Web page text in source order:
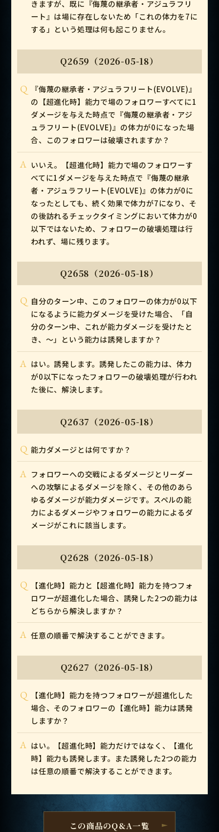
きますが、既に『侮蔑の継承者・アジュラフリ
ート』は場に存在しないため「これの体力を7に
する」という処理は何も起こりません。
Q2659（2026-05-18）
Q
『侮蔑の継承者・アジュラフリート(EVOLVE)』
の【超進化時】能力で場のフォロワーすべてに1
ダメージを与えた時点で『侮蔑の継承者・アジ
ュラフリート(EVOLVE)』の体力が0になった場
合、このフォロワーは破壊されますか？
A いいえ。【超進化時】能力で場のフォロワーす
べてに1ダメージを与えた時点で『侮蔑の継承
者・アジュラフリート(EVOLVE)』の体力が0に
なったとしても、続く効果で体力が7になり、そ
の後訪れるチェックタイミングにおいて体力が0
以下ではないため、フォロワーの破壊処理は行
われず、場に残ります。
Q2658（2026-05-18）
Q 自分のターン中、このフォロワーの体力が0以下
になるように能力ダメージを受けた場合、「自
分のターン中、これが能力ダメージを受けたと
き、～」という能力は誘発しますか？
A はい。誘発します。誘発したこの能力は、体力
が0以下になったフォロワーの破壊処理が行われ
た後に、解決します。
Q2637（2026-05-18）
Q 能力ダメージとは何ですか？
A フォロワーへの交戦によるダメージとリーダー
への攻撃によるダメージを除く、その他のあら
ゆるダメージが能力ダメージです。スペルの能
力によるダメージやフォロワーの能力によるダ
メージがこれに該当します。
Q2628（2026-05-18）
Q
【進化時】能力と【超進化時】能力を持つフォ
ロワーが超進化した場合、誘発した2つの能力は
どちらから解決しますか？
A 任意の順番で解決することができます。
Q2627（2026-05-18）
Q
【進化時】能力を持つフォロワーが超進化した
場合、そのフォロワーの【進化時】能力は誘発
しますか？
A はい。【超進化時】能力だけではなく、【進化
時】能力も誘発します。また誘発した2つの能力
は任意の順番で解決することができます。
この商品のQ&A一覧